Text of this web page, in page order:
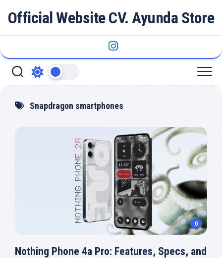
Official Website CV. Ayunda Store
Snapdragon smartphones
0
Nothing Phone 4a Pro: Features, Specs, and